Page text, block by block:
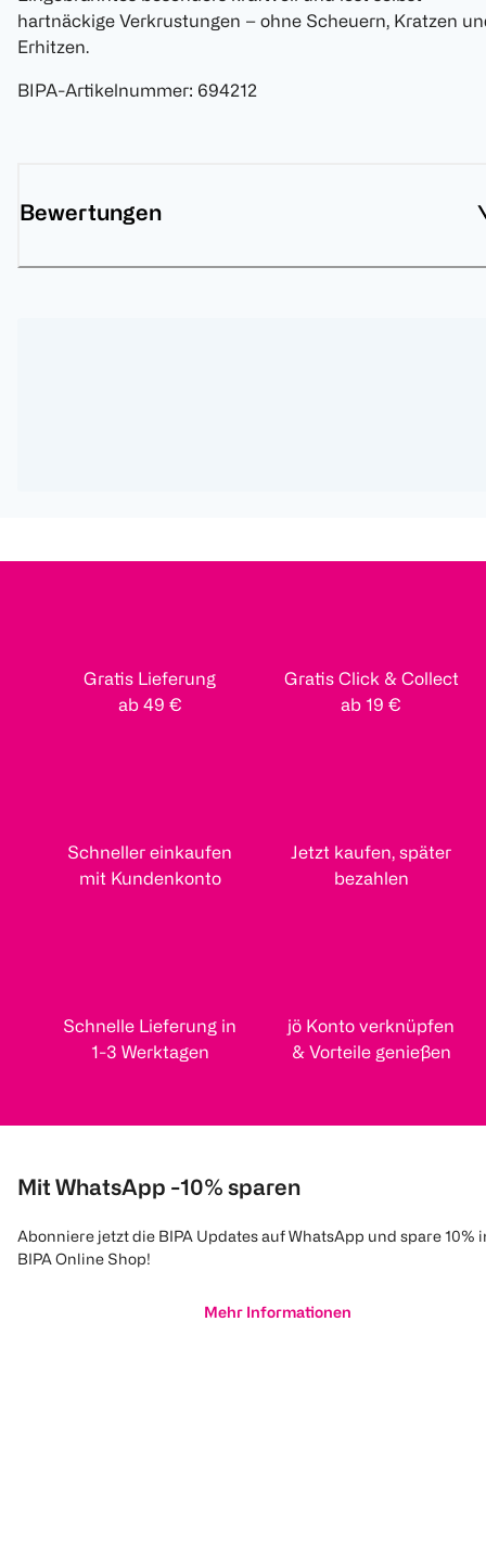
hartnäckige Verkrustungen – ohne Scheuern, Kratzen
Erhitzen.
BIPA-Artikelnummer: 694212
Bewertungen
Gratis Lieferung
ab 49 €
Gratis Click & Collect
ab 19 €
Schneller einkaufen
mit Kundenkonto
Jetzt kaufen, später
bezahlen
Schnelle Lieferung in
1-3 Werktagen
jö Konto verknüpfen
& Vorteile genießen
Mit WhatsApp -10% sparen
Abonniere jetzt die BIPA Updates auf WhatsApp und spare 10%
BIPA Online Shop!
Mehr Informationen